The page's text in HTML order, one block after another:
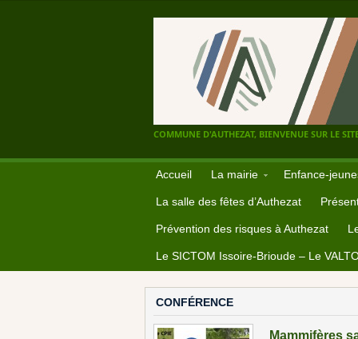
COMMUNE D'AUTHEZAT, BIENVENUE SUR LE
Accueil La mairie Enfance-
La salle des fêtes d’Authezat
Prévention des risques à Authezat
Le SICTOM Issoire-Brioude – Le
CONFÉRENCE
Mammifères